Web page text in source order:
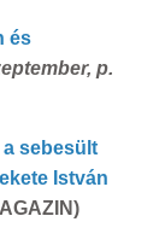
és
p.
a sebesült
István